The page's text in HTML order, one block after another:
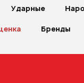
Ударные
Бренды